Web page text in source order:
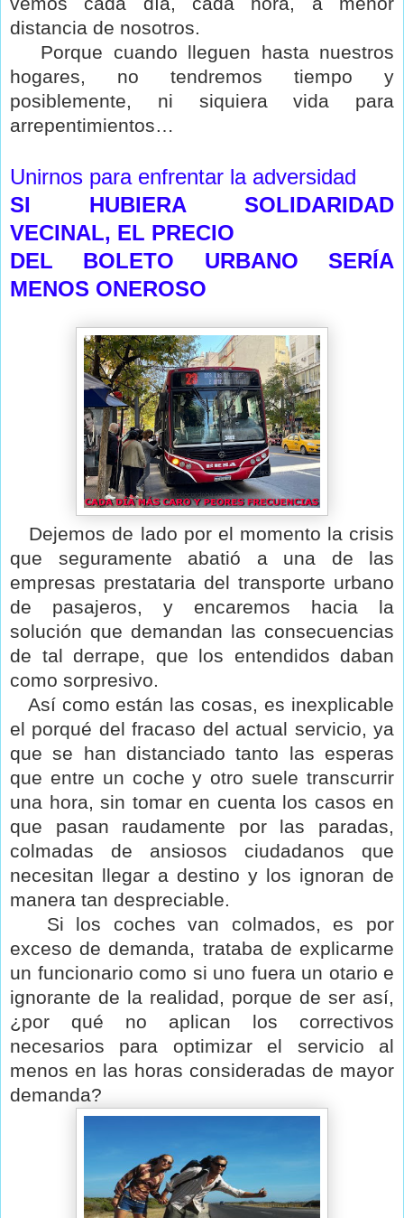
distancia de nosotros.
Porque cuando lleguen hasta nuestros
hogares, no tendremos tiempo y
posiblemente, ni siquiera vida para
arrepentimientos…
Unirnos para enfrentar la adversidad
SI HUBIERA SOLIDARIDAD
VECINAL, EL PRECIO
DEL BOLETO URBANO SERÍA
MENOS ONEROSO
Dejemos de lado por el momento la crisis
que seguramente abatió a una de las
empresas prestataria del transporte urbano
de pasajeros, y encaremos hacia la
solución que demandan las consecuencias
de tal derrape, que los entendidos daban
como sorpresivo.
Así como están las cosas, es inexplicable
el porqué del fracaso del actual servicio, ya
que se han distanciado tanto las esperas
que entre un coche y otro suele transcurrir
una hora, sin tomar en cuenta los casos en
que pasan raudamente por las paradas,
colmadas de ansiosos ciudadanos que
necesitan llegar a destino y los ignoran de
manera tan despreciable.
Si los coches van colmados, es por
exceso de demanda, trataba de explicarme
un funcionario como si uno fuera un otario e
ignorante de la realidad, porque de ser así,
¿por qué no aplican los correctivos
necesarios para optimizar el servicio al
menos en las horas consideradas de mayor
demanda?